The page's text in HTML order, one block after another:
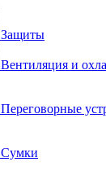
Защиты
Вентиляция и
Переговорные
Сумки